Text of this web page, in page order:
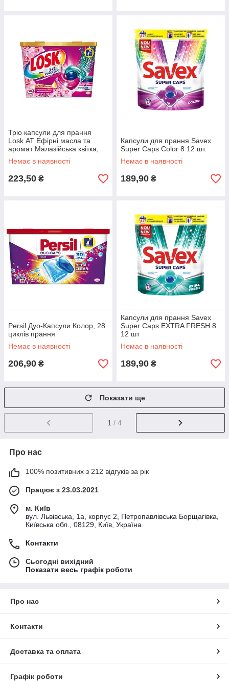
Тріо капсули для прання
Losk АТ Ефірні масла та
аромат Малазійська квітка,
18шт
Немає в наявності
223,50 ₴
Капсули для прання Savex
Super Caps Color 8 12 шт.
Немає в наявності
189,90 ₴
Persil Дуо-Капсули Колор, 28
циклів прання
Немає в наявності
206,90 ₴
Капсули для прання Savex
Super Caps EXTRA FRESH 8
12 шт
Немає в наявності
189,90 ₴
Показати ще
1 / 4
Про нас
100% позитивних з 212 відгуків за рік
Працює з 23.03.2021
м. Київ
вул. Львівська, 1а, корпус 2, Петропавлівська Борщагівка,
Київська обл., 08129, Київ, Україна
Контакти
Сьогодні вихідний
Показати весь графік роботи
Про нас
Контакти
Доставка та оплата
Графік роботи